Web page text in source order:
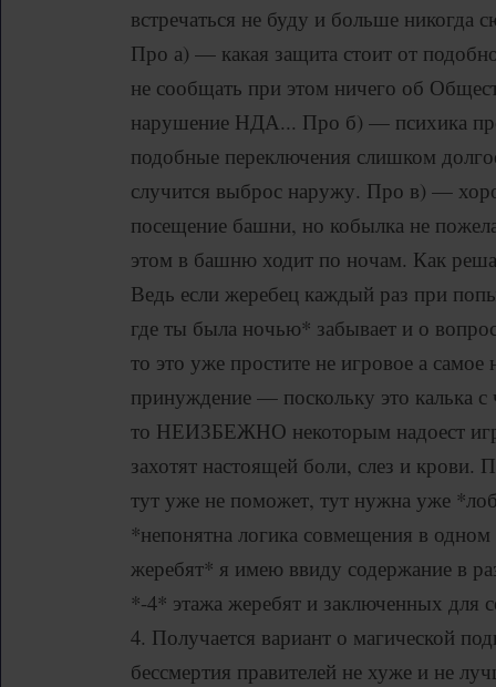
встречаться не буду и больше никогда
Про а) — какая защита стоит от
не сообщать при этом ничего об
нарушение НДА... Про б) — психика
подобные переключения слишком
случится выброс наружу. Про в) —
посещение башни, но кобылка не
этом в башню ходит по ночам. Как
Ведь если жеребец каждый раз при
где ты была ночью* забывает и о
то это уже простите не игровое а
принуждение — поскольку это калька с
то НЕИЗБЕЖНО некоторым надоест
захотят настоящей боли, слез и крови.
тут уже не поможет, тут нужна уже
*непонятна логика совмещения в
жеребят* я имею ввиду содержание в
*-4* этажа жеребят и заключенных для
4. Получается вариант о магической
бессмертия правителей не хуже и не